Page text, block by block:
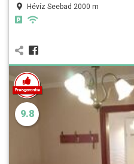
Hévíz Seebad 2000 m
9.8